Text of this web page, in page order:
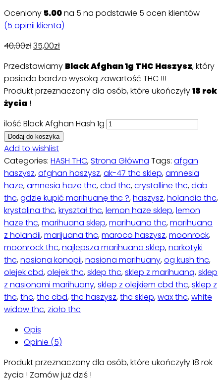
Oceniony 5.00na 5 na podstawie 5 ocen klientów
(5 opinii klienta)
40,00zł35,00zł
Przedstawiamy Black Afghan 1g THC Haszysz, który
posiada bardzo wysoką zawartość THC !!!
Produkt przeznaczony dla osób, które ukończyły18 rok
życia !
ilość Black Afghan Hash 1g
Dodaj do koszyka
Add to wishlist
Categories: HASH THC,Strona Główna Tags: afgan
haszysz,afghan haszysz,ak-47 thc sklep,amnesia
haze,amnesia haze thc,cbd thc,crystalline thc,dab
thc,gdzie kupić marihuanę thc ?,haszysz,holandia thc,
krystalina thc,kryształ thc,lemon haze sklep,lemon
haze thc,marihuana sklep,marihuana thc,marihuana
z holandii,marijuana thc,maroco haszysz,moonrock,
moonrock thc,najlepsza marihuana sklep,narkotyki
thc,nasiona konopii,nasiona marihuany,og kush thc,
olejek cbd,olejek thc,sklep thc,sklep z marihuaną,sklep
z nasionami marihuany,sklep z olejkiem cbd thc,sklep z
thc,thc,thc cbd,thc haszysz,thc sklep,wax thc,white
widow thc, zioło thc
Opis
Opinie (5)
Produkt przeznaczony dla osób, które ukończyły 18 rok
życia ! Zamów już dziś !